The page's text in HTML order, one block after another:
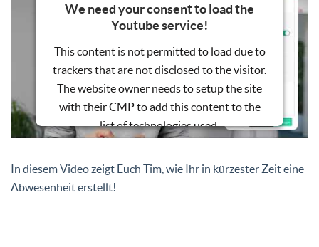
We need your consent to load the
Youtube service!
This content is not permitted to load due to
trackers that are not disclosed to the visitor.
The website owner needs to setup the site
with their CMP to add this content to the
list of technologies used.
Powered byUsercentrics Consent
In diesem Video zeigt Euch Tim, wie Ihr in kürzester Zeit eine
Abwesenheit erstellt!